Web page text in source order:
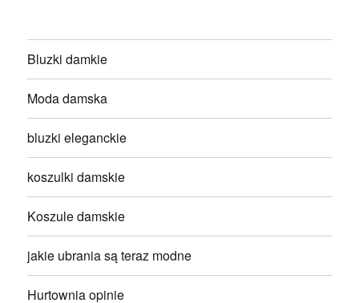
Bluzki damkie
Moda damska
bluzki eleganckie
koszulki damskie
Koszule damskie
jakie ubrania są teraz modne
Hurtownia opinie